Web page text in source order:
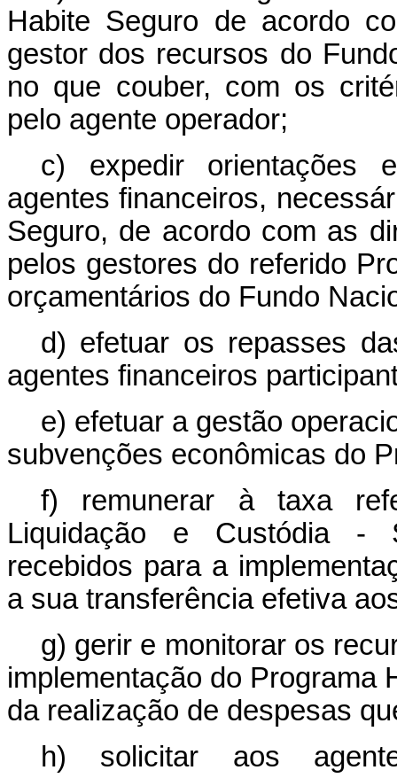
Habite Seguro de acordo
gestor dos recursos do
no que couber, com os
pelo agente operador;
c) expedir orientações
agentes financeiros,
Seguro, de acordo com as
pelos gestores do referido
orçamentários do Fundo
d) efetuar os repasses
agentes financeiros
e) efetuar a gestão
subvenções econômicas do
f) remunerar à taxa
Liquidação e Custódia -
recebidos para a
a sua transferência efetiva
g) gerir e monitorar os
implementação do Programa
da realização de despesas
h) solicitar aos